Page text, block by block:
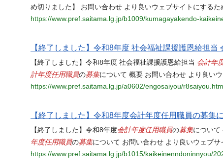
め切りました】 お問い合わせ より良いウェブサイトにする
https://www.pref.saitama.lg.jp/b1009/kumagayakendo-
【終了しました】令和8年度 社会福祉課援護恩給担
【終了しました】令和8年度 社会福祉課援護恩給担当 会計年
計年度任用職員の募集について 概要 お問い合わせ より良い
https://www.pref.saitama.lg.jp/a0602/engosaiyou/r8saiyou.html
【終了しました】令和8年度会計年度任用職員の募集
【終了しました】令和8年度会計年度任用職員の募集について
年度任用職員の募集について お問い合わせ より良いウェブサ
https://www.pref.saitama.lg.jp/b1015/kaikeinenndoninnyou/